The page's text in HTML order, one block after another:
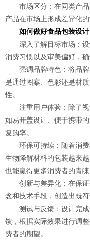
市场区分：在同类产品
产品在市场上形成差异化
如何做好食品包装设计
深入了解目标市场：设
消费习惯以及审美偏好，
强调品牌特色：将品牌
是通过图案、色彩还是材
性。
注重用户体验：除了视
如易开盖设计、便于携带
复购率。
环保可持续：随着消费
生物降解材料的包装越来
也能赢得更多消费者的青睐
创新与差异化：在保证
念和技术手段，创造出既
测试与反馈：设计完成
馈，根据实际效果进行调
费者的期望。